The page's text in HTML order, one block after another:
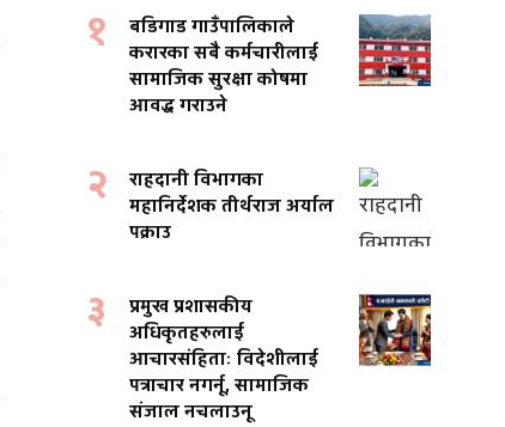
१
बडिगाड गाउँपालिकाले
करारका सबै कर्मचारीलाई
सामाजिक सुरक्षा कोषमा
आवद्ध गराउने
२
राहदानी विभागका
महानिर्देशक तीर्थराज अर्याल
पक्राउ
३
प्रमुख प्रशासकीय
अधिकृतहरुलाई
आचारसंहिताः विदेशीलाई
पत्राचार नगर्नू, सामाजिक
संजाल नचलाउनू